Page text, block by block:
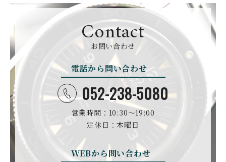
CYRUS CZAPEK
チャペック
D. DORNBLÜTH&SOH
N
D.ドルンブルート＆ゾー
DAMASKO
DANIEL ROTH
ダニエル・ロート
DAVOSA
DUBEY&SCHALDENBR
ダービー&シャルデンブラ
E.C.W
ヨーロピアン・カンパニ
ー・ウォッチ
EBERHARD
エベラール
EDOX
エドックス
Contact
お問い合わせ
電話から問い合わせ
052-238-5080
営業時間：10:30〜19:00
定休日：木曜日
WEBから問い合わせ